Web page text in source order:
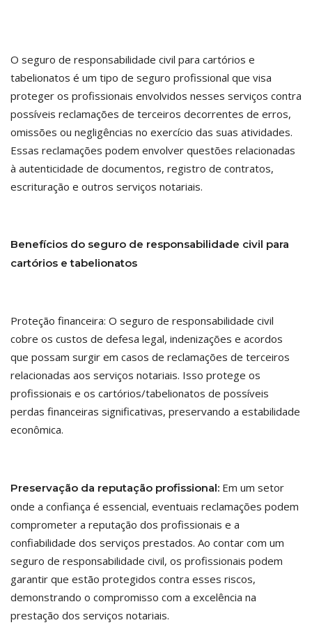
O seguro de responsabilidade civil para cartórios e
tabelionatos é um tipo de seguro profissional que visa
proteger os profissionais envolvidos nesses serviços contra
possíveis reclamações de terceiros decorrentes de erros,
omissões ou negligências no exercício das suas atividades.
Essas reclamações podem envolver questões relacionadas
à autenticidade de documentos, registro de contratos,
escrituração e outros serviços notariais.
Benefícios do seguro de responsabilidade civil para
cartórios e tabelionatos
Proteção financeira: O seguro de responsabilidade civil
cobre os custos de defesa legal, indenizações e acordos
que possam surgir em casos de reclamações de terceiros
relacionadas aos serviços notariais. Isso protege os
profissionais e os cartórios/tabelionatos de possíveis
perdas financeiras significativas, preservando a estabilidade
econômica.
Preservação da reputação profissional: Em um setor
onde a confiança é essencial, eventuais reclamações podem
comprometer a reputação dos profissionais e a
confiabilidade dos serviços prestados. Ao contar com um
seguro de responsabilidade civil, os profissionais podem
garantir que estão protegidos contra esses riscos,
demonstrando o compromisso com a excelência na
prestação dos serviços notariais.